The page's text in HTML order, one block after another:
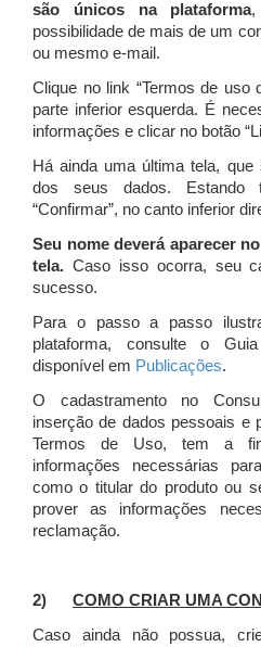
são únicos na plataforma,
possibilidade de mais de um
ou mesmo e-mail.
Clique no link “Termos de uso
parte inferior esquerda. É
informações e clicar no botão
Há ainda uma última tela, que
dos seus dados. Estando
“Confirmar”, no canto inferior
Seu nome deverá aparecer
tela. Caso isso ocorra, seu
sucesso.
Para o passo a passo
plataforma, consulte o
disponível em Publicações.
O cadastramento no
inserção de dados pessoais e
Termos de Uso, tem a
informações necessárias
como o titular do produto ou
prover as informações
reclamação.
2) COMO CRIAR UMA
Caso ainda não possua,